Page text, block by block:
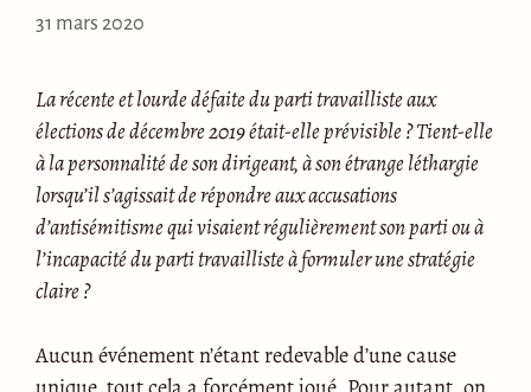
31 mars 2020
La récente et lourde défaite du parti travailliste aux
élections de décembre 2019 était-elle prévisible ? Tient-elle
à la personnalité de son dirigeant, à son étrange léthargie
lorsqu’il s’agissait de répondre aux accusations
d’antisémitisme qui visaient régulièrement son parti ou à
l’incapacité du parti travailliste à formuler une stratégie
claire ?
Aucun événement n’étant redevable d’une cause